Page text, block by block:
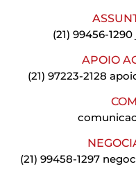
(21) 99456-1290
APOIO
(21) 97223-2128
(21) 99458-1297